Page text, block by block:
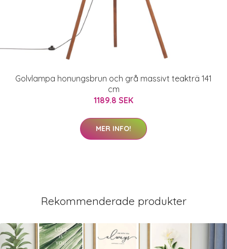
Golvlampa honungsbrun och grå massivt teakträ 141
cm
1189.8 SEK
MER INFO!
Rekommenderade produkter